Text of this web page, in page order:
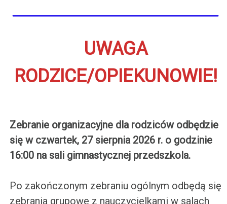
UWAGA
RODZICE/OPIEKUNOWIE!
Zebranie organizacyjne dla rodziców odbędzie
się w czwartek, 27 sierpnia 2026 r. o godzinie
16:00 na sali gimnastycznej przedszkola.
Po zakończonym zebraniu ogólnym odbędą się
zebrania grupowe z nauczycielkami w salach